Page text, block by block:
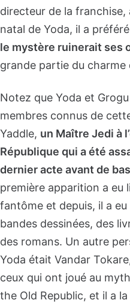
directeur de la
natal de Yoda, il a
le mystère ruinerait ses
grande partie du charme
Notez que Yoda et
membres connus de
Yaddle, un Maître Jedi à
République qui a été
dernier acte avant de
première apparition a eu
fantôme et depuis, il a
bandes dessinées, des
des romans. Un autre
Yoda était Vandar
ceux qui ont joué au
the Old Republic, et il a